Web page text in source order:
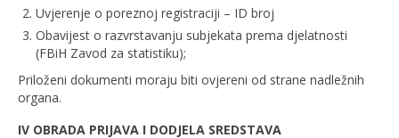
Uvjerenje o poreznoj registraciji – ID broj
Obavijest o razvrstavanju subjekata prema djelatnosti
(FBiH Zavod za statistiku);
Priloženi dokumenti moraju biti ovjereni od strane nadležnih
organa.
IV OBRADA PRIJAVA I DODJELA SREDSTAVA